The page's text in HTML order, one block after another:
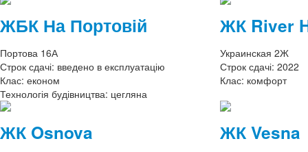
ЖБК На Портовій
Портова 16А
Строк сдачі: введено в експлуатацію
Клас: економ
Технологія будівництва: цегляна
ЖК River
Украинская 2Ж
Строк сдачі: 2022
Клас: комфорт
ЖК Osnova ЖК Vesna